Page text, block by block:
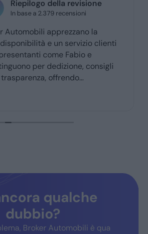
de benedetto
e luca... gentilissimi e
qualche
dubbio?
Broker Automobili è qua